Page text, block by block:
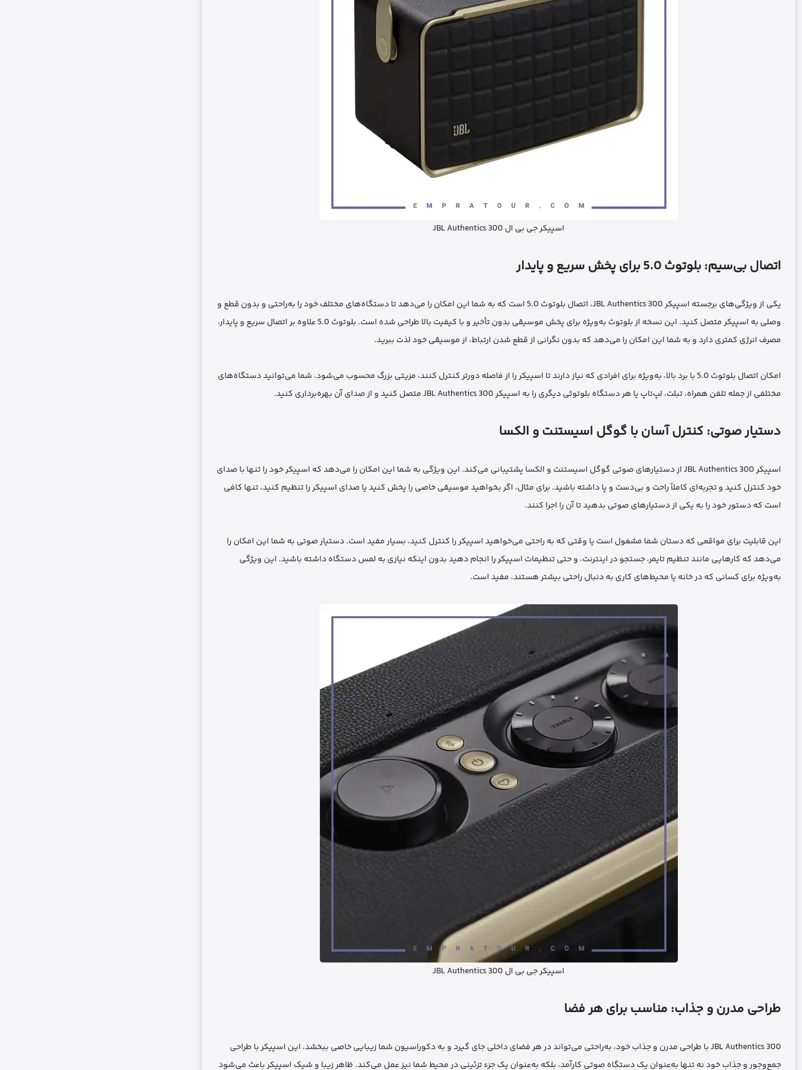
اسپیکر جی بی ال JBL Authentics 300
اتصال بی‌سیم: بلوتوث 5.0 برای پخش سریع و پایدار
یکی از ویژگی‌های برجسته اسپیکر JBL Authentics 300، اتصال بلوتوث 5.0 است که به شما این امکان را می‌دهد تا دستگاه‌های مختلف خود را به‌راحتی و بدون قطع و
وصلی به اسپیکر متصل کنید. این نسخه از بلوتوث به‌ویژه برای پخش موسیقی بدون تأخیر و با کیفیت بالا طراحی شده است. بلوتوث 5.0 علاوه بر اتصال سریع و پایدار،
مصرف انرژی کمتری دارد و به شما این امکان را می‌دهد که بدون نگرانی از قطع شدن ارتباط، از موسیقی خود لذت ببرید.
امکان اتصال بلوتوث 5.0 با برد بالا، به‌ویژه برای افرادی که نیاز دارند تا اسپیکر را از فاصله دورتر کنترل کنند، مزیتی بزرگ محسوب می‌شود. شما می‌توانید دستگاه‌های
مختلفی از جمله تلفن همراه، تبلت، لپ‌تاپ یا هر دستگاه بلوتوثی دیگری را به اسپیکر JBL Authentics 300 متصل کنید و از صدای آن بهره‌برداری کنید.
دستیار صوتی: کنترل آسان با گوگل اسیستنت و الکسا
اسپیکر JBL Authentics 300 از دستیارهای صوتی گوگل اسیستنت و الکسا پشتیبانی می‌کند. این ویژگی به شما این امکان را می‌دهد که اسپیکر خود را تنها با صدای
خود کنترل کنید و تجربه‌ای کاملاً راحت و بی‌دست و پا داشته باشید. برای مثال، اگر بخواهید موسیقی خاصی را پخش کنید یا صدای اسپیکر را تنظیم کنید، تنها کافی
است که دستور خود را به یکی از دستیارهای صوتی بدهید تا آن را اجرا کنند.
این قابلیت برای مواقعی که دستان شما مشغول است یا وقتی که به راحتی می‌خواهید اسپیکر را کنترل کنید، بسیار مفید است. دستیار صوتی به شما این امکان را
می‌دهد که کارهایی مانند تنظیم تایمر، جستجو در اینترنت، و حتی تنظیمات اسپیکر را انجام دهید بدون اینکه نیازی به لمس دستگاه داشته باشید. این ویژگی
به‌ویژه برای کسانی که در خانه یا محیط‌های کاری به دنبال راحتی بیشتر هستند، مفید است.
اسپیکر جی بی ال JBL Authentics 300
طراحی مدرن و جذاب: مناسب برای هر فضا
JBL Authentics 300 با طراحی مدرن و جذاب خود، به‌راحتی می‌تواند در هر فضای داخلی جای گیرد و به دکوراسیون شما زیبایی خاصی ببخشد. این اسپیکر با طراحی
جمع‌وجور و جذاب خود نه تنها به‌عنوان یک دستگاه صوتی کارآمد، بلکه به‌عنوان یک جزء تزئینی در محیط شما نیز عمل می‌کند. ظاهر زیبا و شیک اسپیکر باعث می‌شود